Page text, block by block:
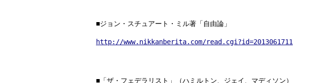
■ジョン・スチュアート・ミル著「自由論」
http://www.nikkanberita.com/read.cgi?id=201306171108171
■「ザ・フェデラリスト」（ハミルトン、ジェイ、マディソン）